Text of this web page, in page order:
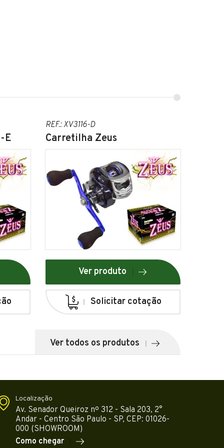
E
REF.: XV3116-D
Carretilha Zeus
Ver produto
Solicitar cotação
Ver todos os produtos
Localização
Av. Senador Queiroz nº 312 - Sala 203, 2°
Andar - Centro São Paulo - SP, CEP: 01026-
000 (SHOWROOM)
Como chegar